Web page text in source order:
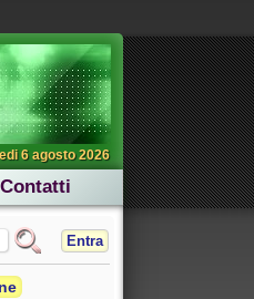
6 agosto 2026
Contatti
Entra